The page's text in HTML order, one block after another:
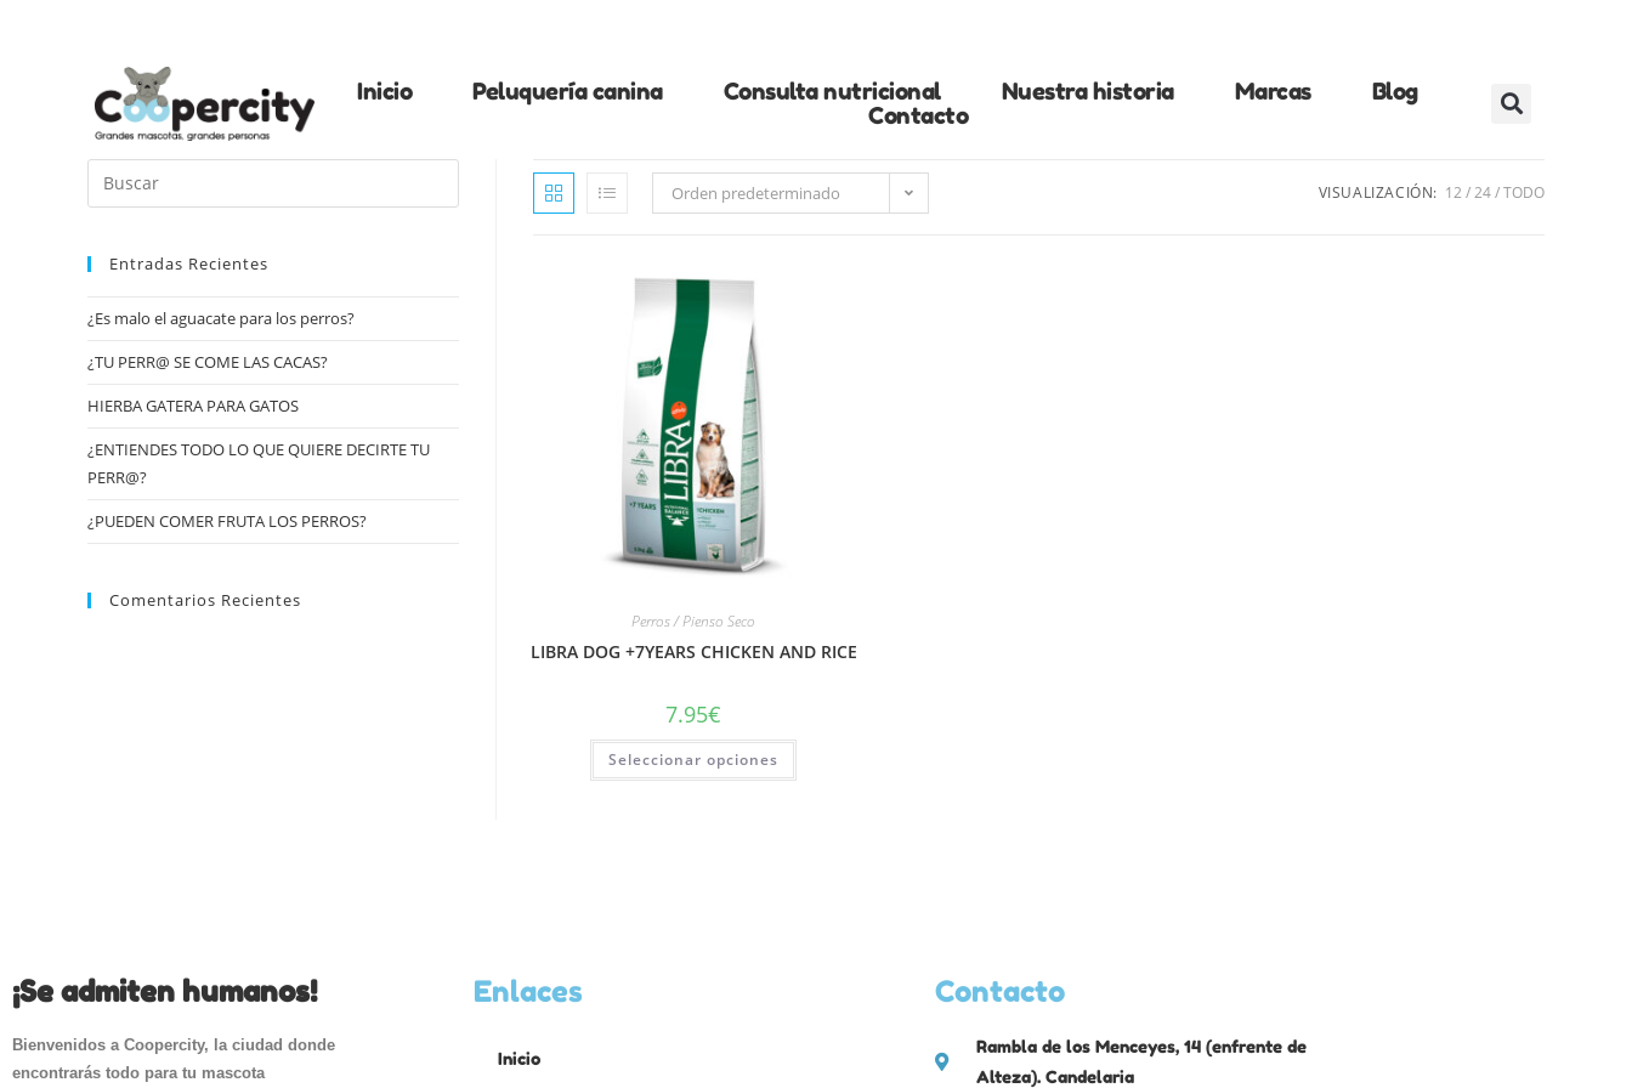
Inicio Peluquería canina Consulta nutricional Nuestra historia Marcas
Blog
Contacto
Orden predeterminado VISUALIZACIÓN: 12 24 TODO
Perros / Pienso Seco
LIBRA DOG +7YEARS CHICKEN AND RICE
7.95€
Seleccionar opciones
Entradas Recientes
¿Es malo el aguacate para los perros?
¿TU PERR@ SE COME LAS CACAS?
HIERBA GATERA PARA GATOS
¿ENTIENDES TODO LO QUE QUIERE DECIRTE TU
PERR@?
¿PUEDEN COMER FRUTA LOS PERROS?
Comentarios Recientes
¡Se admiten humanos!
Bienvenidos a Coopercity, la ciudad donde
encontrarás todo para tu mascota
Enlaces
Inicio
Contacto
Rambla de los Menceyes, 14 (enfrente de
Alteza). Candelaria